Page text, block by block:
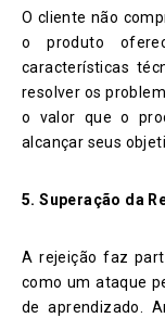
O cliente não
o produto
características
resolver os
o valor que o
alcançar seus
5. Superação da
A rejeição faz
como um ataque
de aprendizado.